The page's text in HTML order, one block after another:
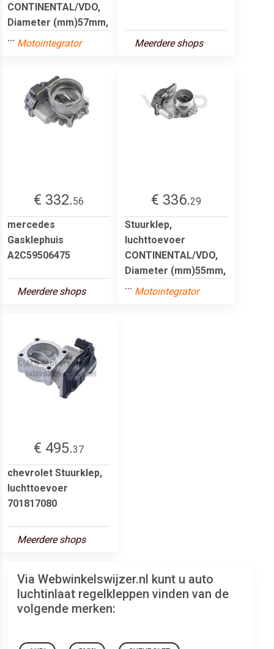
CONTINENTAL/VDO,
Diameter (mm)57mm,
... Motointegrator Meerdere shops
€ 332.56
mercedes
Gasklephuis
A2C59506475
Meerdere shops
€ 336.29
Stuurklep,
luchttoevoer
CONTINENTAL/VDO,
Diameter (mm)55mm,
... Motointegrator
€ 495.37
chevrolet Stuurklep,
luchttoevoer
701817080
Meerdere shops
Via Webwinkelswijzer.nl kunt u auto
luchtinlaat regelkleppen vinden van de
volgende merken: